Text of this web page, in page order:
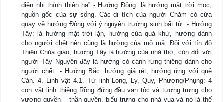
diện nhi thính thiên hạ” - Hướng Đông: là hướng mặt trời mọc,
nguồn gốc của sự sống. Các di tích của người Chăm có cửa
quay về hướng Đông với ý nguyện trường sinh bất tử. - Hướng
Tây: là hướng mặt trời lặn, hướng của quá khứ, hướng dành
cho người chết nên cũng là hưỡng của mồ mả. Đối với tín đồ
Thiên Chúa giáo, hương Tây là hướng của nhà thờ, còn đối với
người Tây Nguyên đây là hướng có cánh rừng thiêng dành cho
người chết. - Hướng Bắc: hướng giá rét, hướng ứng với quẻ
Càn. 4. Linh vật 4.1. Tứ linh Long, Ly, Quy, Phượng/Phụng: 4
con vật linh thiêng Rồng đứng đầu vạn tộc và tượng trưng cho
vương quyền – thần quyền, biểu trưng cho nhà vua và nó là thế